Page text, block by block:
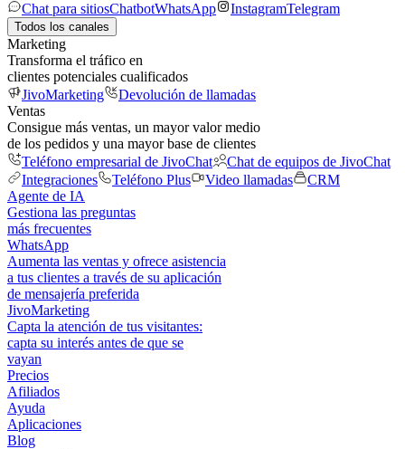
Chat para sitiosChatbotWhatsApp InstagramTelegram
Todos los canales
Marketing
Transforma el tráfico en
clientes potenciales cualificados
JivoMarketing
Devolución de llamadas
Ventas
Consigue más ventas, un mayor valor medio
de los pedidos y una mayor base de clientes
Teléfono empresarial de JivoChat
Chat de equipos de JivoChat
Integraciones
Teléfono Plus Video llamadas
CRM
Agente de IA
Gestiona las preguntas
más frecuentes
WhatsApp
Aumenta las ventas y ofrece asistencia
a tus clientes a través de su aplicación
de mensajería preferida
JivoMarketing
Capta la atención de tus visitantes:
capta su interés antes de que se
vayan
Precios
Afiliados
Ayuda
Aplicaciones
Blog